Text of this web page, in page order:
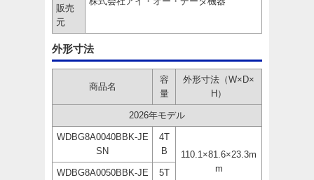
販売
元
外形寸法
商品名
容
量
外形寸法（W×D×
H）
2026年モデル
WDBG8A0040BBK-JE
SN
4T
B
110.1×81.6×23.3m
m
WDBG8A0050BBK-JE
5T